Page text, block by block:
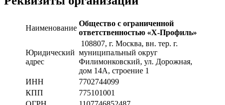
Наименование
Общество с ограниченной
ответственностью «Х-Профиль»
Юридический
адрес
108807, г. Москва, вн. тер. г.
муниципальный округ
Филимонковский, ул. Дорожная,
дом 14А, строение 1
ИНН
7702744099
КПП
775101001